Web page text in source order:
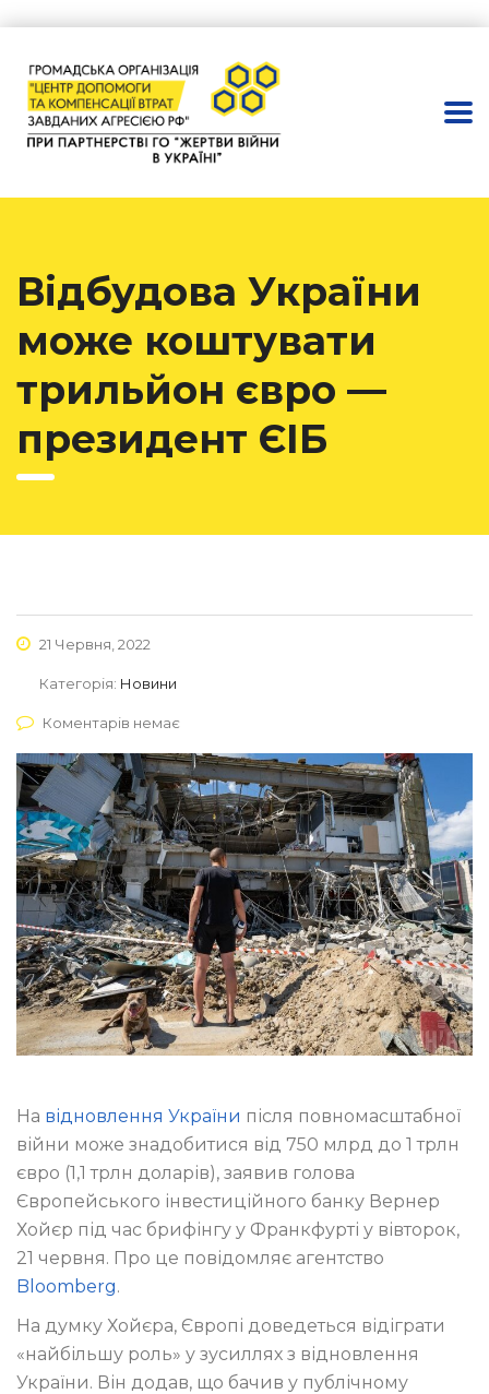
Відбудова України
може коштувати
трильйон євро —
президент ЄІБ
21 Червня, 2022
Категорія: Новини
Коментарів немає
На відновлення України після повномасштабної
війни може знадобитися від 750 млрд до 1 трлн
євро (1,1 трлн доларів), заявив голова
Європейського інвестиційного банку Вернер
Хойєр під час брифінгу у Франкфурті у вівторок,
21 червня. Про це повідомляє агентство
Bloomberg.
На думку Хойєра, Європі доведеться відіграти
«найбільшу роль» у зусиллях з відновлення
України. Він додав, що бачив у публічному